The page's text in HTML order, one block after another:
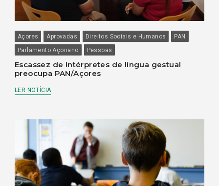
Açores Aprovadas Direitos Sociais e Humanos
PAN
Parlamento Açoriano
Pessoas
Escassez de intérpretes de língua gestual
preocupa PAN/Açores
LER NOTÍCIA